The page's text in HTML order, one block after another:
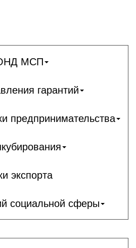
МСП
гарантий
предпринимательства
экспорта
социальной сферы